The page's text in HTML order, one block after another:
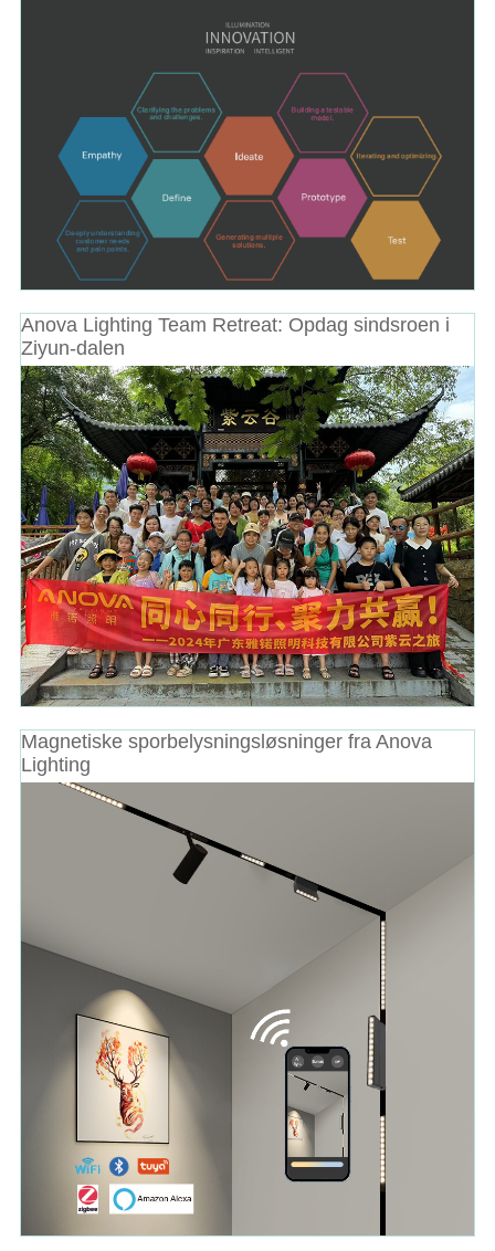
Anova Lighting Team Retreat: Opdag sindsroen i
Ziyun-dalen
Magnetiske sporbelysningsløsninger fra Anova
Lighting